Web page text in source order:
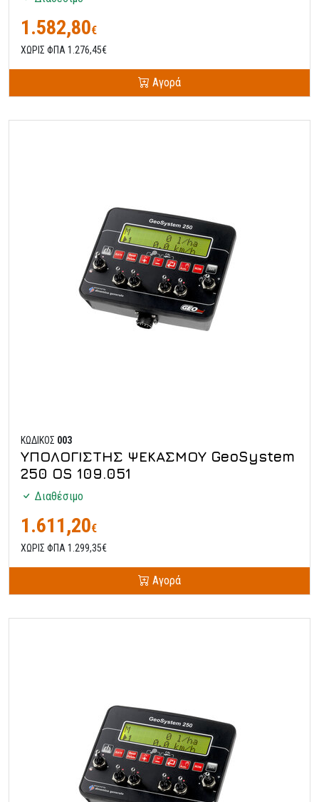
1.582,80€
ΧΩΡΙΣ ΦΠΑ 1.276,45€
Αγορά
ΚΩΔΙΚΟΣ 003
ΥΠΟΛΟΓΙΣΤΗΣ ΨΕΚΑΣΜΟΥ GeoSystem
250 OS 109.051
Διαθέσιμο
1.611,20€
ΧΩΡΙΣ ΦΠΑ 1.299,35€
Αγορά